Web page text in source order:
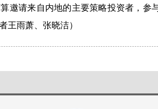
邀请来自内地的主要策略投资者，
王雨萧、张晓洁）